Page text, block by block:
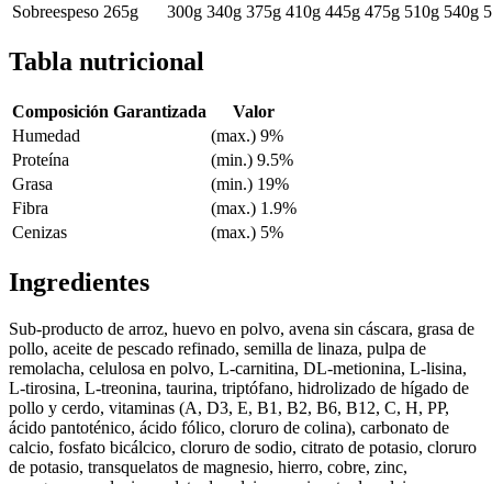
Sobreespeso 265g 300g 340g 375g 410g 445g 475g 510g 540g
Tabla nutricional
Composición Garantizada
Valor
Humedad
(max.) 9%
Proteína
(min.) 9.5%
Grasa
(min.) 19%
Fibra
(max.) 1.9%
Cenizas
(max.) 5%
Ingredientes
Sub-producto de arroz, huevo en polvo, avena sin cáscara, grasa de
pollo, aceite de pescado refinado, semilla de linaza, pulpa de
remolacha, celulosa en polvo, L-carnitina, DL-metionina, L-lisina,
L-tirosina, L-treonina, taurina, triptófano, hidrolizado de hígado de
pollo y cerdo, vitaminas (A, D3, E, B1, B2, B6, B12, C, H, PP,
ácido pantoténico, ácido fólico, cloruro de colina), carbonato de
calcio, fosfato bicálcico, cloruro de sodio, citrato de potasio, cloruro
de potasio, transquelatos de magnesio, hierro, cobre, zinc,